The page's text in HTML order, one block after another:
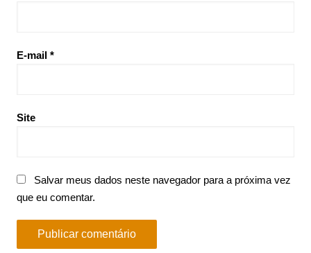
E-mail *
Site
Salvar meus dados neste navegador para a próxima vez
que eu comentar.